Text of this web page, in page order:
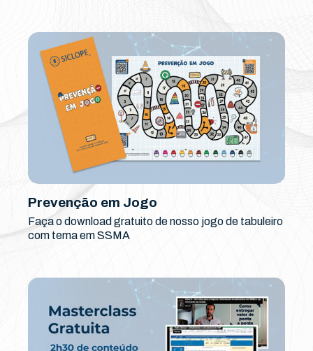
Prevenção em Jogo
Faça o download gratuito de nosso jogo de tabuleiro
com tema em SSMA